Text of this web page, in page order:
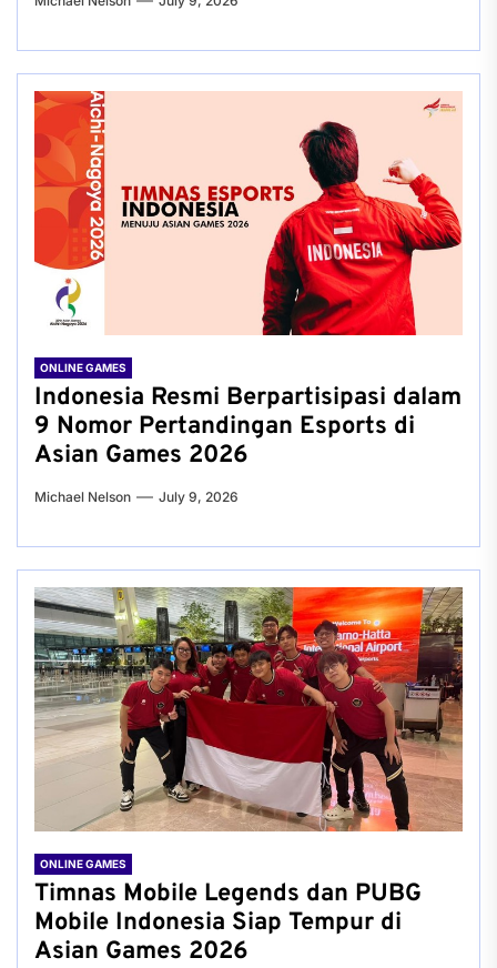
ONLINE GAMES
Indonesia Resmi Berpartisipasi dalam
9 Nomor Pertandingan Esports di
Asian Games 2026
Michael Nelson July 9, 2026
ONLINE GAMES
Timnas Mobile Legends dan PUBG
Mobile Indonesia Siap Tempur di
Asian Games 2026